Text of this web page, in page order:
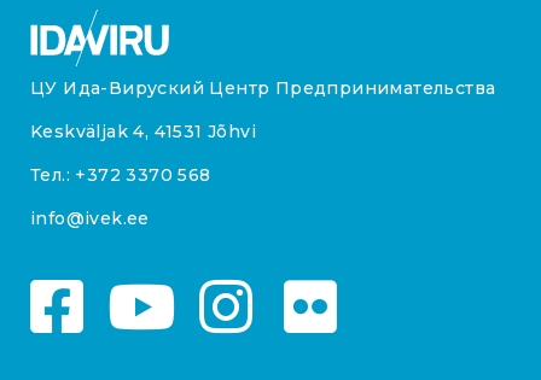
ЦУ Ида-Вируский Центр Предпринимательства
Keskväljak 4, 41531 Jõhvi
Тел.: +372 3370 568
info@ivek.ee